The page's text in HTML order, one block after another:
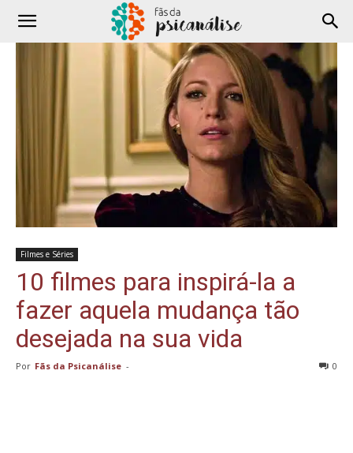
Filmes e Séries
10 filmes para inspirá-la a
fazer aquela mudança tão
desejada na sua vida
Por Fãs da Psicanálise - 0